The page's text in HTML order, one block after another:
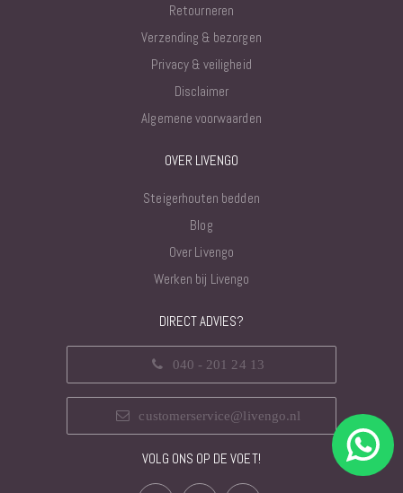
Retourneren
Verzending & bezorgen
Privacy & veiligheid
Disclaimer
Algemene voorwaarden
OVER LIVENGO
Steigerhouten bedden
Blog
Over Livengo
Werken bij Livengo
DIRECT ADVIES?
040 - 201 24 13
customerservice@livengo.nl
VOLG ONS OP DE VOET!